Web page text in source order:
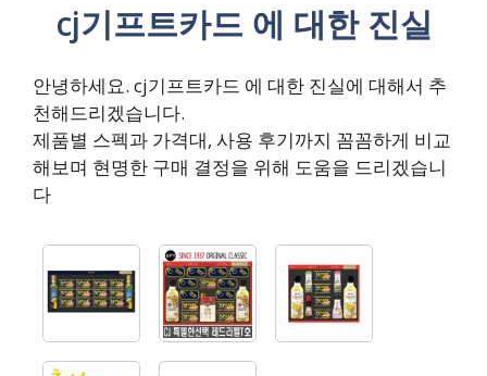
cj기프트카드 에 대한 진실
안녕하세요. cj기프트카드 에 대한 진실에 대해서 추
천해드리겠습니다.
제품별 스펙과 가격대, 사용 후기까지 꼼꼼하게 비교
해보며 현명한 구매 결정을 위해 도움을 드리겠습니
다